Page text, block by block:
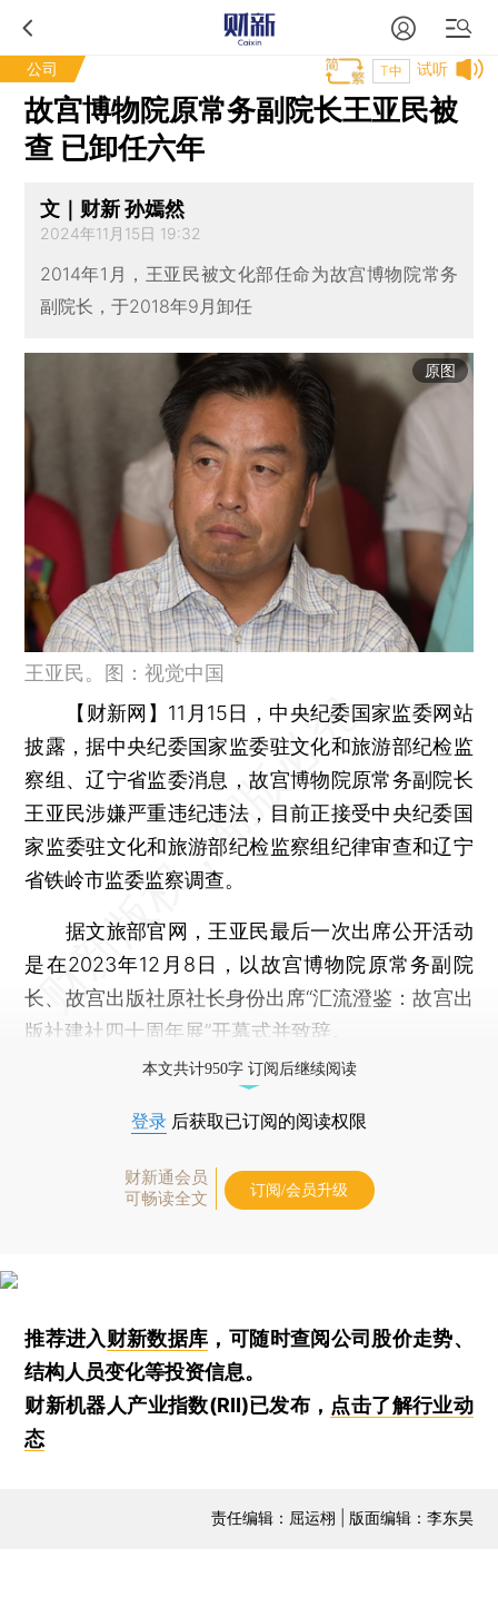
公司 试听
T中
故宫博物院原常务副院长王亚民被
查 已卸任六年
文｜财新 孙嫣然
2024年11月15日 19:32
2014年1月，王亚民被文化部任命为故宫博物院常务
副院长，于2018年9月卸任
原图
王亚民。图：视觉中国
【财新网】 11月15日，中央纪委国家监委网站
披露，据中央纪委国家监委驻文化和旅游部纪检监
察组、辽宁省监委消息，故宫博物院原常务副院长
王亚民涉嫌严重违纪违法，目前正接受中央纪委国
家监委驻文化和旅游部纪检监察组纪律审查和辽宁
省铁岭市监委监察调查。
据文旅部官网，王亚民最后一次出席公开活动
是在2023年12月8日，以故宫博物院原常务副院
长、故宫出版社原社长身份出席“汇流澄鉴：故宫出
版社建社四十周年展”开幕式并致辞。
本文共计950字 订阅后继续阅读
登录 后获取已订阅的阅读权限
财新通会员
可畅读全文
订阅/会员升级
推荐进入财新数据库 ，可随时查阅公司股价走势、
结构人员变化等投资信息。
财新机器人产业指数(RII)已发布， 点击了解行业动
态
责任编辑：屈运栩 | 版面编辑：李东昊